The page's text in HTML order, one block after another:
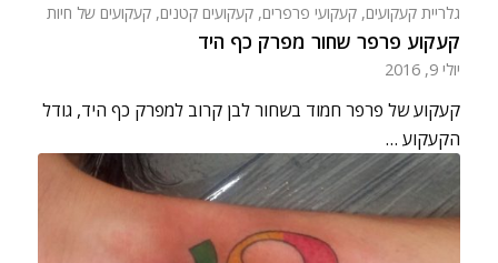
גלריית קעקועים, קעקועי פרפרים, קעקועים קטנים, קעקועים של חיות
קעקוע פרפר שחור מפרק כף היד
יולי 9, 2016
קעקוע של פרפר חמוד בשחור לבן קרוב למפרק כף היד, גודל
הקעקוע …